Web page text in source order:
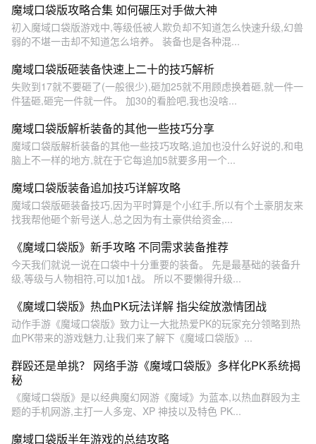
魔域口袋版攻略合集 如何碾压对手做大神
初入魔域口袋版游戏中,等级低被人欺负却不知道怎么快速升级,幻兽
弱的不堪一击却不知道怎么培养。 装备也是各种混...
魔域口袋版砸装备快速上二十的技巧解析
失败到17就不要砸了(一般很少),砸加25就不用顾虑换着砸,就一件一
件猛砸,砸完一件就一件。 加30的看脸吧,我也没啥...
魔域口袋版解析装备的其他一些技巧分享
魔域口袋版解析装备的其他一些技巧攻略,追加也没什么好说的,和电
脑上不一样的地方,就在于它每追加5就要多用一个...
魔域口袋版装备追加技巧详解攻略
魔域口袋版砸装备技巧,因为平时算是个小红手,所以有个土豪朋友来
找我帮他砸个新号送人,总之因为有土豪供给资金,...
《魔域口袋版》新手攻略 不同需求装备推荐
今天我们就说一说在口袋中十分重要的装备。 先是最基础的装备升
级,等级与人物相符,可以加1战。 所以不要懒得升级...
《魔域口袋版》热血PK玩法详解 指尖绽放激情团战
动作手游《魔域口袋版》致力让一大批热爱PK的玩家充分领略到热
血PK带来的游戏魅力,让我们来了解下《魔域口袋版》...
群殴还是单挑？ 网络手游《魔域口袋版》多样化PK系统揭
秘
《魔域口袋版》是以经典魔幻网游《魔域》为蓝本,以热血群殴为主
题的手机网游,主打一人多宠、XP 神技以及特色 PK...
魔域口袋版半年游戏的总结攻略